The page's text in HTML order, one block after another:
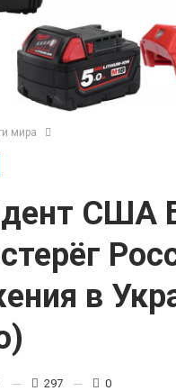
мира
США
в
297 0